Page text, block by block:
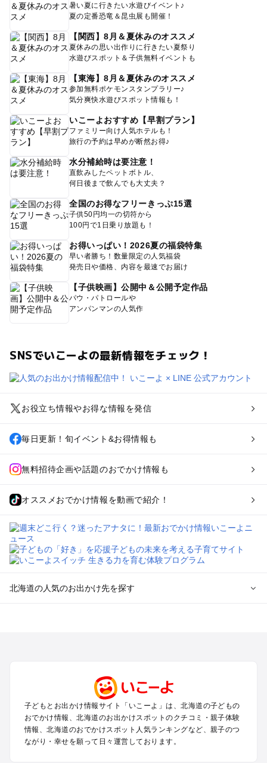
暑い夏に行きたい水遊びイベント♪
夏の定番恐竜＆昆虫展も開催！
【関西】8月＆夏休みのオススメ
夏休みの思い出作りに行きたい夏祭り
水遊びスポット＆子供無料イベントも
【東海】8月＆夏休みのオススメ
参加無料ポケモンスタンプラリー♪
気分爽快水遊びスポット情報も！
いこーよおすすめ【早割プラン】
ファミリー向け人気ホテルも！
旅行の予約は早めが断然お得♪
水分補給時は要注意！
直飲みしたペットボトル、
何日後まで飲んでも大丈夫？
全国のお得なフリーきっぷ15選
子供50円均一の切符から
100円で1日乗り放題も！
お得いっぱい！2026夏の福袋特集
早い者勝ち！数量限定の人気福袋
発売日や価格、内容を最速でお届け
【子供映画】公開中＆公開予定作品
パウ・パトロールや
アンパンマンの人気作
SNSでいこーよの最新情報をチェック！
お役立ち情報やお得な情報を発信
毎日更新！旬イベント&お得情報も
無料招待企画や話題のおでかけ情報も
オススメおでかけ情報を動画で紹介！
北海道の人気のお出かけ先を探す
函館・湯の川温泉・大沼・松前のプールお出かけ
帯広・十勝・サホロ・狩勝高原のプールお出かけ
千歳・石狩・空知・美唄のプールお出かけ
小樽・積丹・キロロのプールお出かけ
富良野・美瑛・トマム・占冠のプールお出かけ
子どもとお出かけ情報サイト「いこーよ」は、北海道の子どもの
おでかけ情報、北海道のお出かけスポットのクチコミ・親子体験
情報、北海道のおでかけスポット人気ランキングなど、親子のつ
ながり・幸せを願って日々運営しております。